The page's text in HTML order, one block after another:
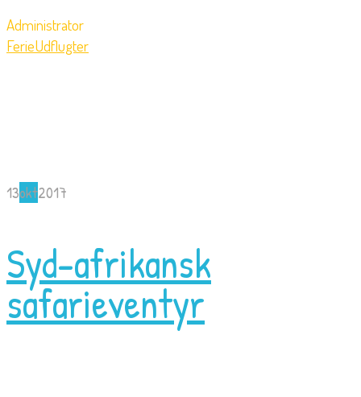
Administrator
FerieUdflugter
13okt2017
Syd-afrikansk
safarieventyr